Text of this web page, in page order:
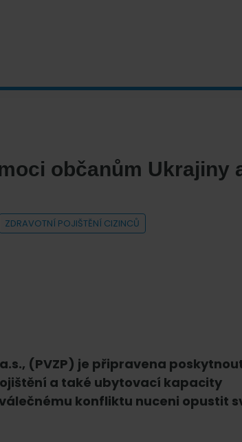
občanům Ukrajiny
ZDRAVOTNÍ POJIŠTĚNÍ CIZINCŮ
(PVZP) je připravena
a také ubytovací kapacity
konfliktu nuceni opustit